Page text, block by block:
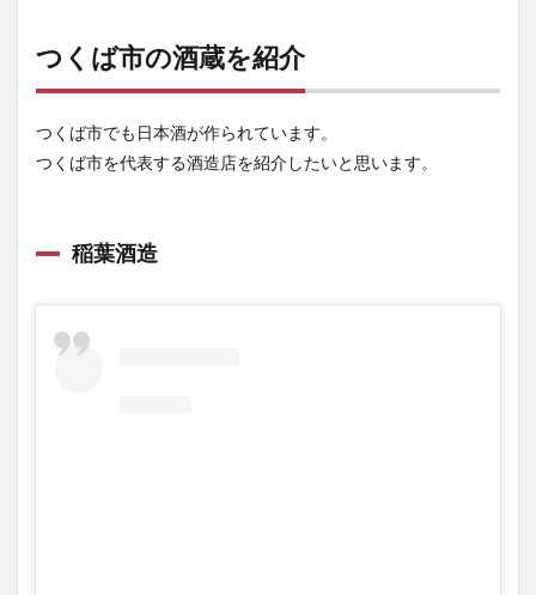
つくば市の酒蔵を紹介
つくば市でも日本酒が作られています。
つくば市を代表する酒造店を紹介したいと思います。
稲葉酒造